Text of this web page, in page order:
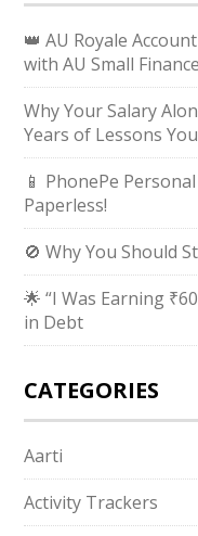
👑 AU Royale
with AU Small
Why Your Salary
Years of Lessons
📱 PhonePe
Paperless!
🚫 Why You Should
🌟 “I Was Earning
in Debt
CATEGORIES
Aarti
Activity Trackers